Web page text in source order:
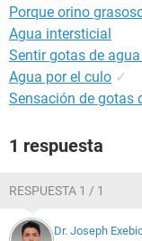
Porque orino
Agua intersticial
Sentir gotas de
Agua por el culo ✓
Sensación de gotas
1 respuesta
RESPUESTA 1 / 1
Dr. Joseph